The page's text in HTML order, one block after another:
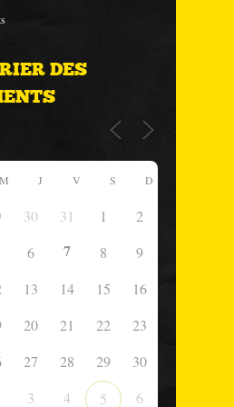
DES
M J V S D
30 31 1
2
6 7 8
9
13 14 15
16
20 21 22
23
27 28 29
30
3 4 5 6